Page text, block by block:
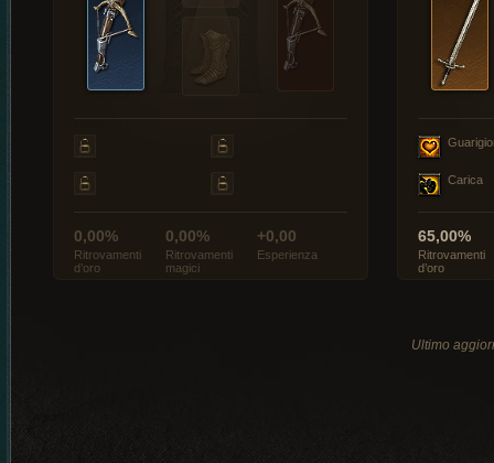
0,00%
Ritrovamenti
d’oro
0,00%
Ritrovamenti
magici
+0,00
Esperienza
Carica
65,00%
Ritrovamenti
d’oro
Ultimo